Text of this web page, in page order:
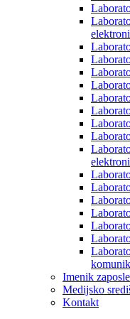
Imenik
Medijsko
Kontakt